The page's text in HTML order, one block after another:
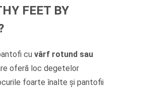
FEET BY
cu vârf rotund sau
oferă loc degetelor
foarte înalte și pantofii